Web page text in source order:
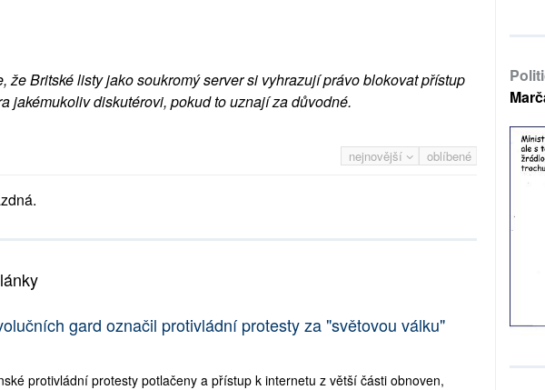
že Britské listy jako soukromý server si vyhrazují právo blokovat přístup
jakémukoliv diskutérovi, pokud to uznají za důvodné.
nejnovější oblíbené
gard označil protivládní protesty za "světovou válku"
protivládní protesty potlačeny a přístup k internetu z větší části obnoven,